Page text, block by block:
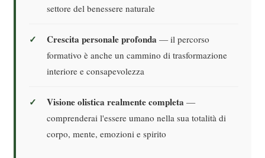
settore del benessere naturale
Crescita personale profonda — il percorso
formativo è anche un cammino di trasformazione
interiore e consapevolezza
Visione olistica realmente completa —
comprenderai l'essere umano nella sua totalità di
corpo, mente, emozioni e spirito